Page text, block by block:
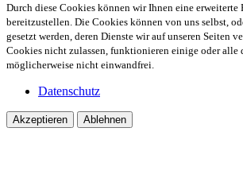
Durch diese Cookies können wir Ihnen eine
bereitzustellen. Die Cookies können von uns selbst,
gesetzt werden, deren Dienste wir auf unseren Seiten
Cookies nicht zulassen, funktionieren einige oder alle
möglicherweise nicht einwandfrei.
Datenschutz
Akzeptieren Ablehnen